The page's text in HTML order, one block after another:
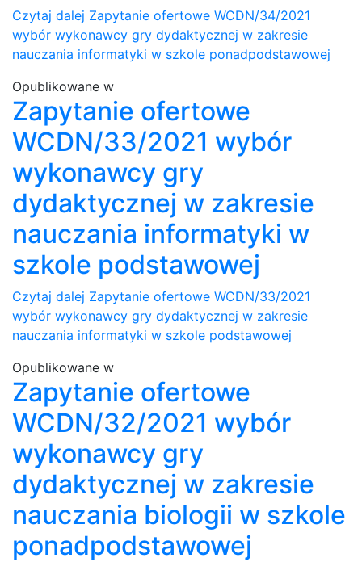
Czytaj dalej Zapytanie ofertowe WCDN/34/2021
wybór wykonawcy gry dydaktycznej w zakresie
nauczania informatyki w szkole ponadpodstawowej
Opublikowane w
Zapytanie ofertowe
WCDN/33/2021 wybór
wykonawcy gry
dydaktycznej w zakresie
nauczania informatyki w
szkole podstawowej
Czytaj dalej Zapytanie ofertowe WCDN/33/2021
wybór wykonawcy gry dydaktycznej w zakresie
nauczania informatyki w szkole podstawowej
Opublikowane w
Zapytanie ofertowe
WCDN/32/2021 wybór
wykonawcy gry
dydaktycznej w zakresie
nauczania biologii w szkole
ponadpodstawowej